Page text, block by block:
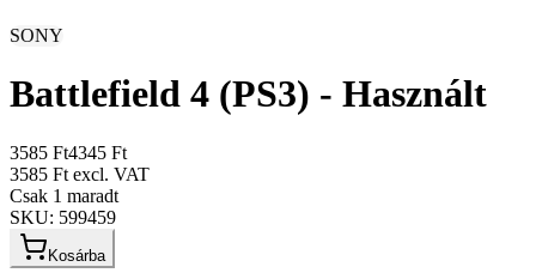
SONY
Battlefield 4 (PS3) - Használt
3585 Ft4345 Ft
3585 Ft excl. VAT
Csak 1 maradt
SKU: 599459
Kosárba